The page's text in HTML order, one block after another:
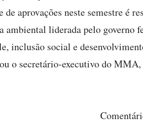
de aprovações neste semestre é
ambiental liderada pelo governo
inclusão social e
o secretário-executivo do MMA,